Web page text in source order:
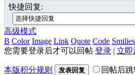
快捷回复:
高级模式
B Color Image Link Quote Code Smilies
您需要登录后才可以回帖 登录 | 立即
本版积分规则 发表回复 回帖后